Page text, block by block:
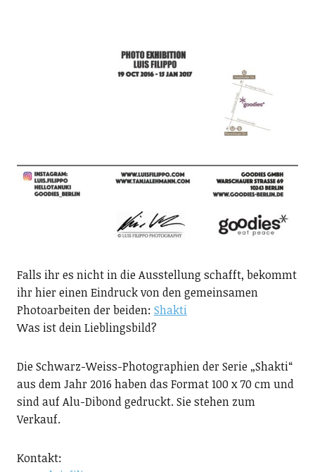
Falls ihr es nicht in die Ausstellung schafft, bekommt
ihr hier einen Eindruck von den gemeinsamen
Photoarbeiten der beiden: Shakti
Was ist dein Lieblingsbild?
Die Schwarz-Weiss-Photographien der Serie „Shakti“
aus dem Jahr 2016 haben das Format 100 x 70 cm und
sind auf Alu-Dibond gedruckt. Sie stehen zum
Verkauf.
Kontakt: